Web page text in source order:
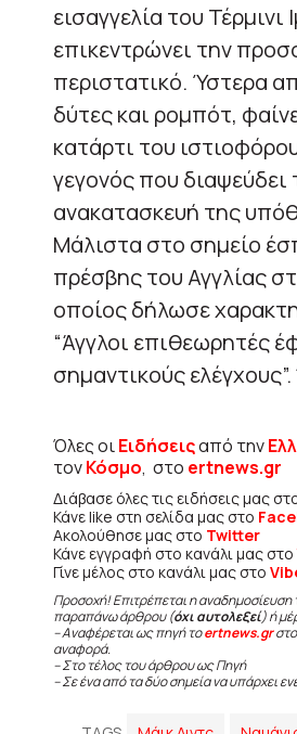
εισαγγελία του Τέρμινι
επικεντρώνει την
περιστατικό. Ύστερα
δύτες και ρομπότ,
κατάρτι του
γεγονός που
ανακατασκευή της
Μάλιστα στο σημείο
πρέσβης του Αγγλίας
οποίος δήλωσε
“Άγγλοι επιθεωρητές
σημαντικούς
Όλες οιΕιδήσειςαπό την
τονΚόσμο, στο ertnews.gr
Διάβασε όλες τις ειδήσεις μας
Κάνε like στη σελίδα μας στο
Ακολούθησε μας στο Twitter
Κάνε εγγραφή στο κανάλι μας στο
Γίνε μέλος στο κανάλι μας στο
Προσοχή! Επιτρέπεται η
παραπάνω άρθρου (όχι αυτολεξεί) ή
– Αναφέρεται ως πηγή τοertnews.gr
αναφορά.
– Στο τέλος του άρθρου ως Πηγή
– Σε ένα από τα δύο σημεία να υπάρχει